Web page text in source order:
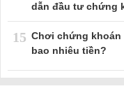
dẫn đầu tư chứng
15 Chơi chứng khoán
bao nhiêu tiền?